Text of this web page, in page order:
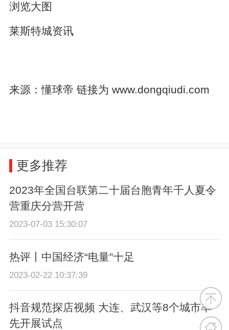
浏览大图
莱斯特城资讯
来源：懂球帝 链接为 www.dongqiudi.com
更多推荐
2023年全国台联第二十届台胞青年千人夏令
营重庆分营开营
2023-07-03 15:30:07
热评丨中国经济“电量”十足
2023-02-22 10:37:39
抖音规范探店视频 大连、武汉等8个城市率
先开展试点